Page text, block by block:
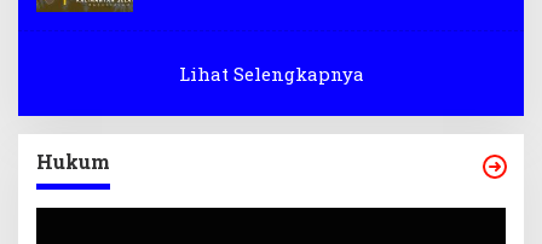
Lihat Selengkapnya
Hukum